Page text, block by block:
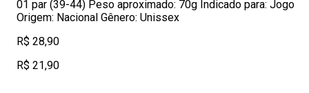
01 par (39-44) Peso aproximado: 70g Indicado para: Jogo
Origem: Nacional Gênero: Unissex
R$ 28,90
R$ 21,90